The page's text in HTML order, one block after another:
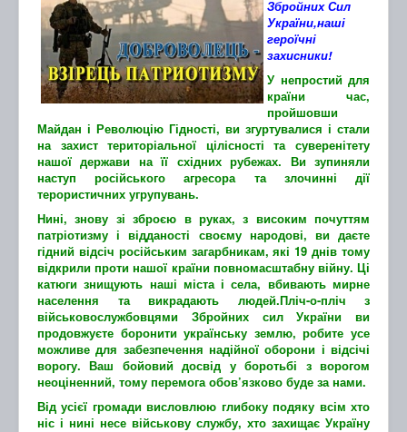
Збройних Сил
України,наші
героїчні
захисники!
У непростий для
країни час,
пройшовши
Майдан і Революцію Гідності, ви згуртувалися і стали
на захист територіальної цілісності та суверенітету
нашої держави на її східних рубежах. Ви зупиняли
наступ російського агресора та злочинні дії
терористичних угрупувань.
Нині, знову зі зброєю в руках, з високим почуттям
патріотизму і відданості своєму народові, ви даєте
гідний відсіч російським загарбникам, які 19 днів тому
відкрили проти нашої країни повномасштабну війну. Ці
катюги знищують наші міста і села, вбивають мирне
населення та викрадають людей.Пліч-о-пліч з
військовослужбовцями Збройних сил України ви
продовжуєте боронити українську землю, робите усе
можливе для забезпечення надійної оборони і відсічі
ворогу. Ваш бойовий досвід у боротьбі з ворогом
неоціненний, тому перемога обов’язково буде за нами.
Від усієї громади висловлюю глибоку подяку всім хто
ніс і нині несе військову службу, хто захищає Україну